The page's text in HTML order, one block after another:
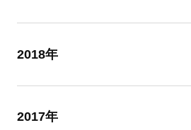
2018年
2017年